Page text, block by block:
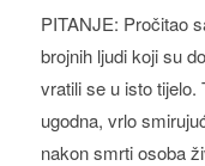
PITANJE: Pročitao
brojnih ljudi koji su
vratili se u isto
ugodna, vrlo
nakon smrti osoba